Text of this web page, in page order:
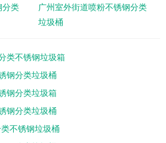
分类
广州室外街道喷粉不锈钢分类
垃圾桶
类不锈钢垃圾箱
钢分类垃圾桶
钢分类垃圾箱
钢分类垃圾桶
不锈钢垃圾桶